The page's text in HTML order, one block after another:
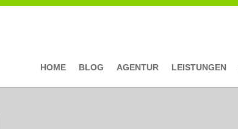
HOME BLOG AGENTUR LEISTUNGEN